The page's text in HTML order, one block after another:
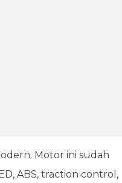
Motor ini sudah
ABS, traction control,